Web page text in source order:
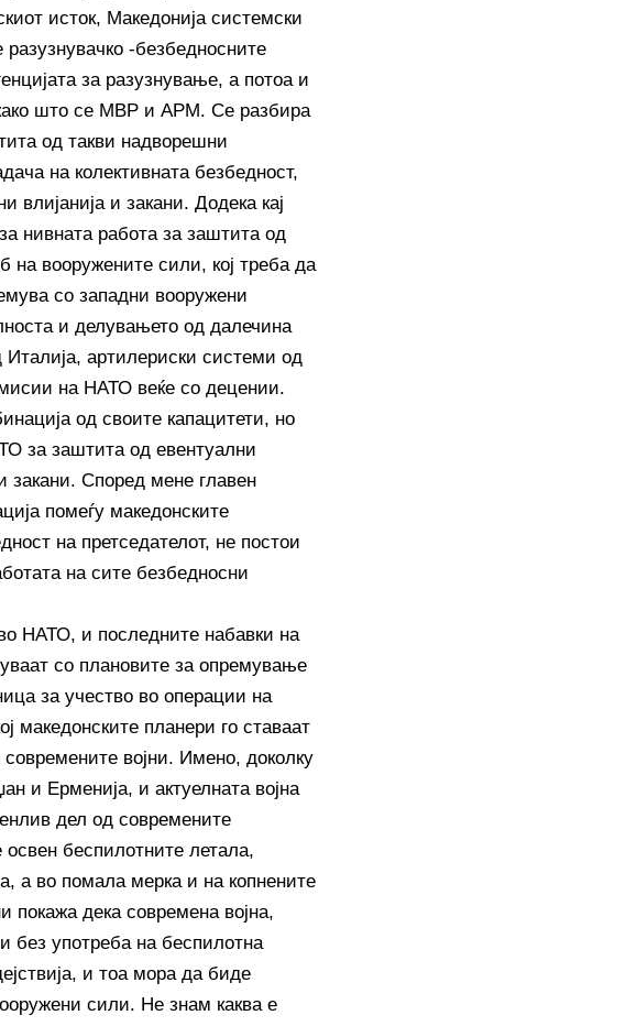
исток, Македонија системски
-безбедносните
за разузнување, а потоа и
што се МВР и АРМ. Се разбира
од такви надворешни
на колективната безбедност,
и закани. Додека кај
нивната работа за заштита од
на вооружените сили, кој треба да
со западни вооружени
и делувањето од далечина
артилериски системи од
на НАТО веќе со децении.
од своите капацитети, но
за заштита од евентуални
закани. Според мене главен
помеѓу македонските
на претседателот, не постои
на сите безбедносни
НАТО, и последните набавки на
со плановите за опремување
за учество во операции на
македонските планери го ставаат
војни. Имено, доколку
и Ерменија, и актуелната војна
дел од современите
беспилотните летала,
а во помала мерка и на копнените
покажа дека современа војна,
без употреба на беспилотна
и тоа мора да биде
сили. Не знам каква е